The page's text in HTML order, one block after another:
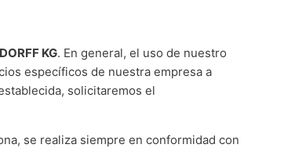
KG. En general, el uso de nuestro
específicos de nuestra empresa a
solicitaremos el
se realiza siempre en conformidad con